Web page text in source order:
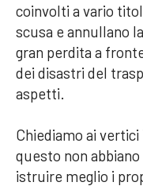
coinvolti a vario
scusa e annullano
gran perdita a
dei disastri del
aspetti.
Chiediamo ai
questo non
istruire meglio i